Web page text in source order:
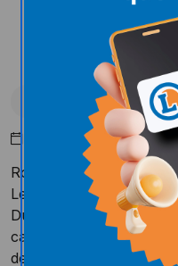
Uncategorized
Abril 19, 2017
Rodrigo León Alonso,
Leclerc
Durante el mes de
campaña Aniversario
de compra de 10, 30 ó